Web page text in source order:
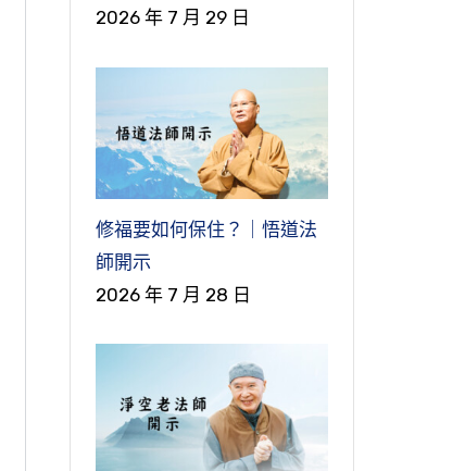
2026 年 7 月 29 日
修福要如何保住？｜悟道法
師開示
2026 年 7 月 28 日